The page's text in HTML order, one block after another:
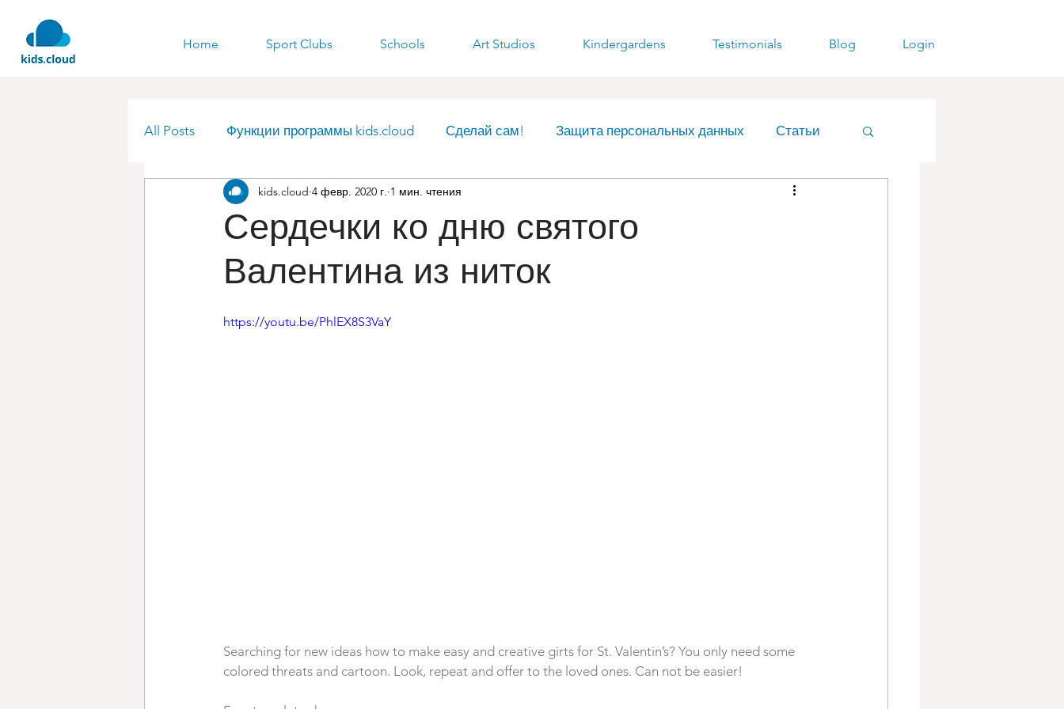
Home Sport Clubs Schools Art Studios Kindergardens Testimonials Blog Login
All Posts Функции программы kids.cloud Сделай сам! Защита персональных данных Статьи
Образование Люксембург
Сердечки ко дню святого
Валентина из ниток
kids.cloud 4 февр. 2020 г. 1 мин. чтения
https://youtu.be/PhlEX8S3VaY
Searching for new ideas how to make easy and creative girts for St. Valentin’s? You only need some
colored threats and cartoon. Look, repeat and offer to the loved ones. Can not be easier!